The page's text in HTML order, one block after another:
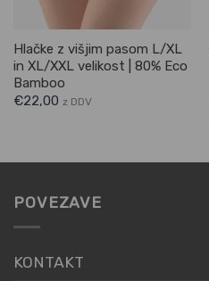
Hlačke z višjim pasom L/XL
in XL/XXL velikost | 80% Eco
Bamboo
€22,00 z DDV
POVEZAVE
KONTAKT